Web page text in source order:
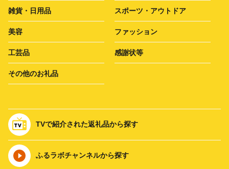
雑貨・日用品 スポーツ・アウトドア
美容 ファッション
工芸品 感謝状等
その他のお礼品
TVで紹介された返礼品から探す
ふるラボチャンネルから探す